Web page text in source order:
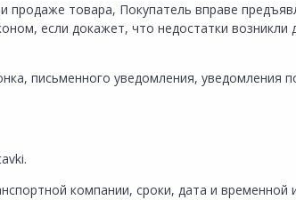
товара, Покупатель вправе
если докажет, что недостатки возникли
письменного уведомления, уведомления
компании, сроки, дата и временной